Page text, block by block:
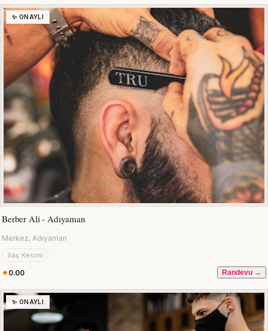
✨ ONAYLI
Berber Ali - Adıyaman
Merkez, Adıyaman
Saç Kesimi
0.00 Randevu →
✨ ONAYLI